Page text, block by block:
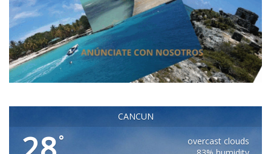
CANCUN
°
overcast clouds